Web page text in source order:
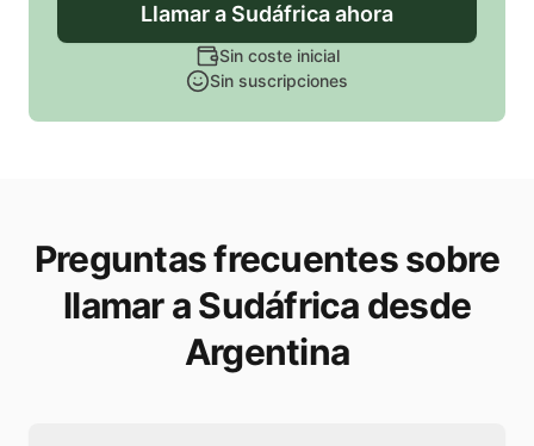
Llamara Sudáfricaahora
Sin coste inicial
Sin suscripciones
Preguntas frecuentes sobre
llamar a Sudáfrica desde
Argentina